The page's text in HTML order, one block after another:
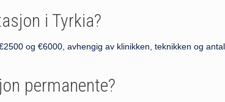
i Tyrkia?
og €6000, avhengig av klinikken, teknikken og
permanente?